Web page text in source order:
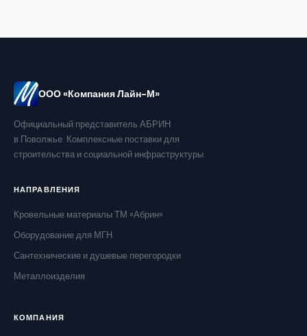
ООО «Компания Лайн-М»
Официальный представитель АБРИН
в Поволжье. Комплексные поставки для
строительства и социальной инфраструктуры.
НАПРАВЛЕНИЯ
Кровельные материалы ТМ «Абрин»
Оборудование для МГН
Сантехнические и душевые перегородки
Металлоизделия
КОМПАНИЯ